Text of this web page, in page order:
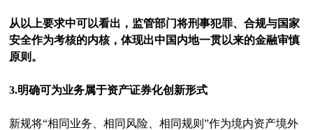
从以上要求中可以看出，监管部门将刑事犯罪、合规与国家
安全作为考核的内核，体现出中国内地一贯以来的金融审慎
原则。
3.明确可为业务属于资产证券化创新形式
新规将“相同业务、相同风险、相同规则”作为境内资产境外